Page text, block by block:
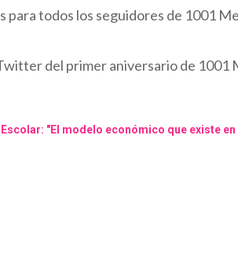
para todos los seguidores de 1001
del primer aniversario de 1001
"El modelo económico que existe